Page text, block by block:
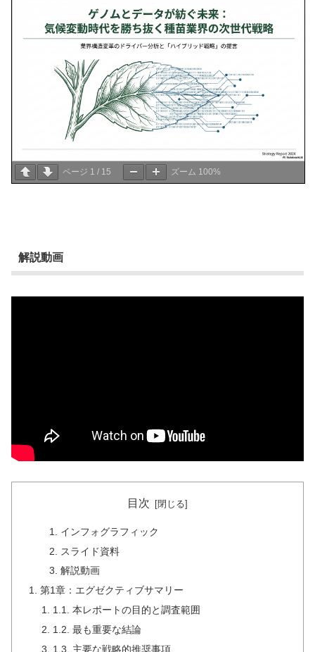
ページ 1 / 15 ズーム 100%
解説動画
目次
インフォグラフィック
スライド資料
解説動画
第1章：エグゼクティブサマリー
1.1. 本レポートの目的と調査範囲
1.2. 最も重要な結論
1.3. 主要な戦略的推奨事項